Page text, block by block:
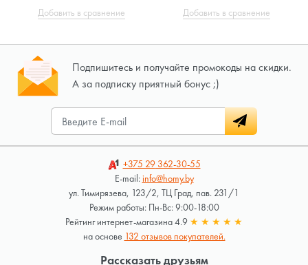
Добавить в сравнение Добавить в сравнение
Подпишитесь и получайте промокоды на скидки.
А за подписку приятный бонус ;)
+375 29362-30-55
E-mail:info@homy.by
ул. Тимирязева, 123/2, ТЦ Град, пав. 231/1
Режим работы: Пн-Вс: 9:00-18:00
Рейтинг интернет-магазина 4.9 ★ ★ ★ ★ ★
на основе 132 отзывов покупателей.
Рассказать друзьям